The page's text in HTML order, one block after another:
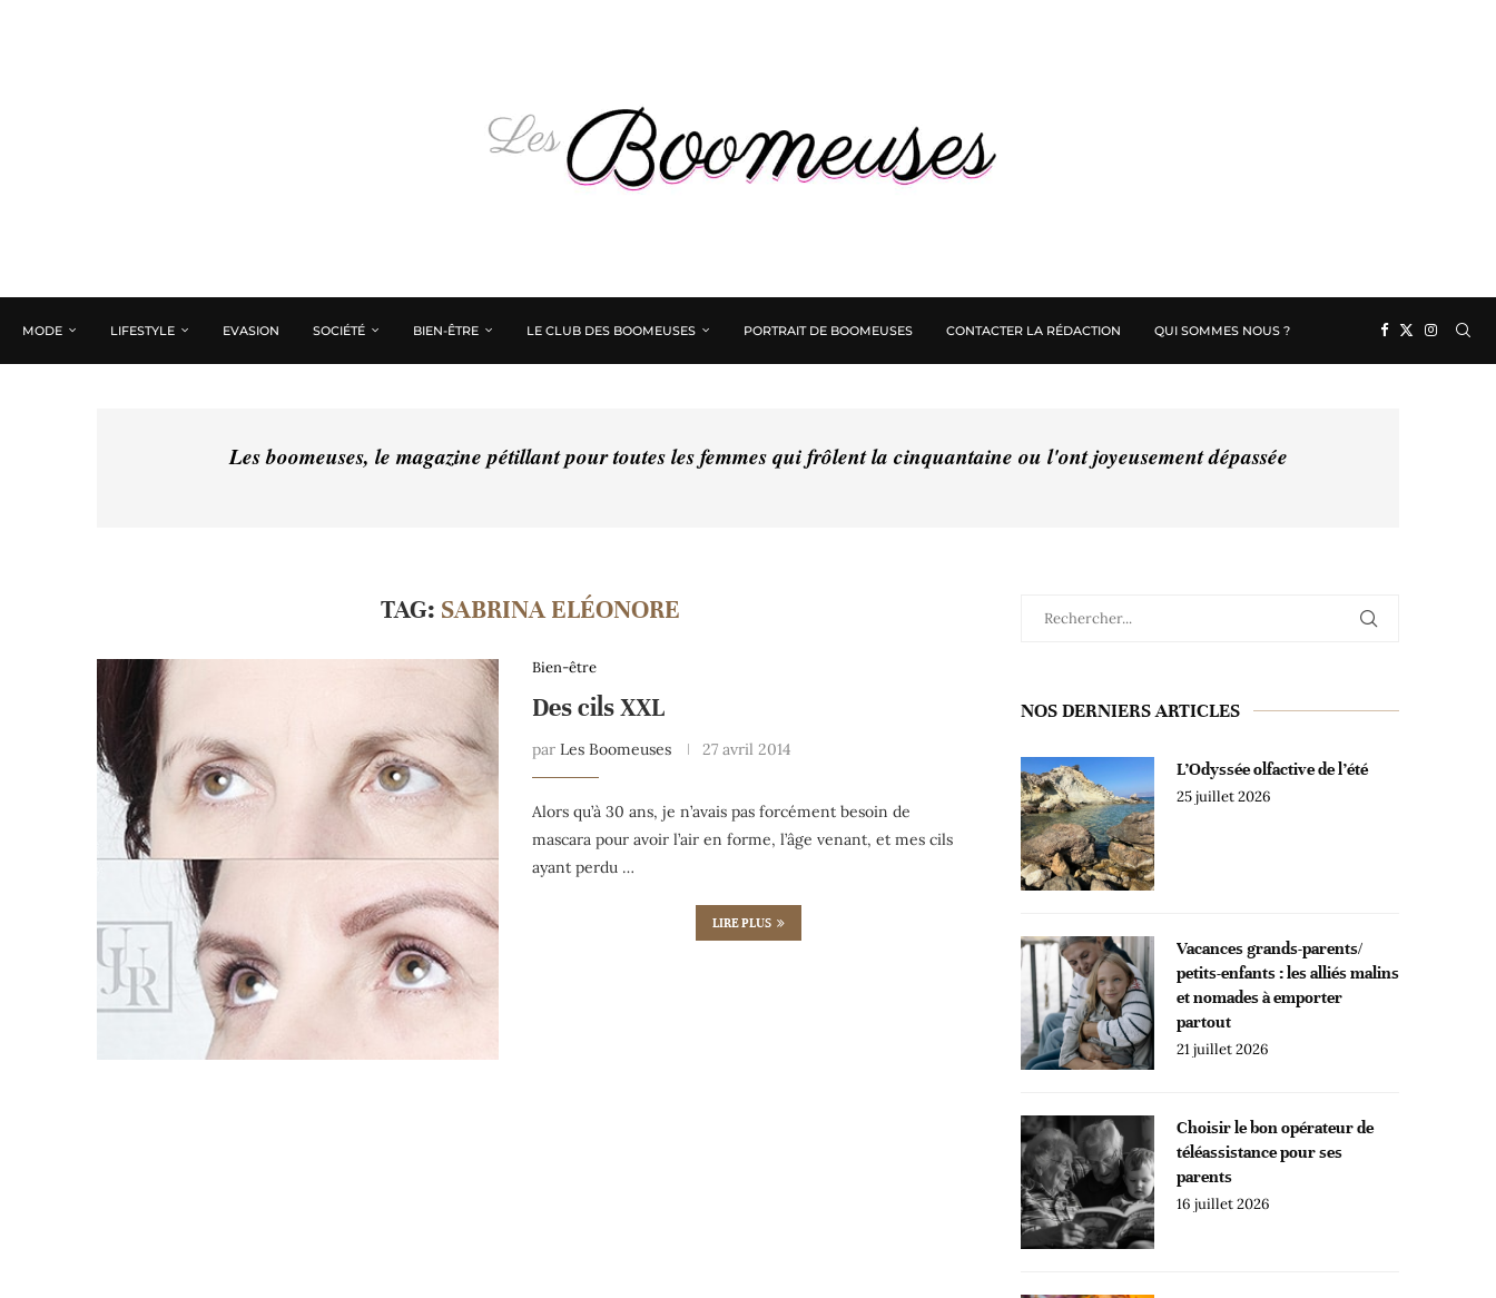
MODE LIFESTYLE EVASION SOCIÉTÉ BIEN-ÊTRE LE CLUB DES BOOMEUSES PORTRAIT DE BOOMEUSES CONTACTER LA RÉDACTION QUI SOMMES NOUS ?
Les boomeuses, le magazine pétillant pour toutes les femmes qui frôlent la cinquantaine ou l'ont joyeusement dépassée
TAG: SABRINA ELÉONORE
Bien-être
Des cils XXL
par Les Boomeuses 27 avril 2014
Alors qu’à 30 ans, je n’avais pas forcément besoin de
mascara pour avoir l’air en forme, l’âge venant, et mes cils
ayant perdu …
LIRE PLUS
NOS DERNIERS ARTICLES
L’Odyssée olfactive de l’été
25 juillet 2026
Vacances grands-parents/
petits-enfants : les alliés malins
et nomades à emporter
partout
21 juillet 2026
Choisir le bon opérateur de
téléassistance pour ses
parents
16 juillet 2026